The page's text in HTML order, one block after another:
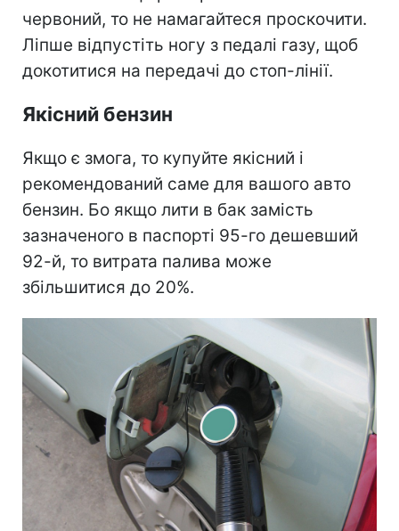
червоний, то не намагайтеся проскочити.
Ліпше відпустіть ногу з педалі газу, щоб
докотитися на передачі до стоп-лінії.
Якісний бензин
Якщо є змога, то купуйте якісний і
рекомендований саме для вашого авто
бензин. Бо якщо лити в бак замість
зазначеного в паспорті 95-го дешевший
92-й, то витрата палива може
збільшитися до 20%.